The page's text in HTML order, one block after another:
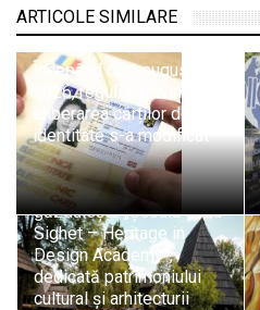
ARTICOLE SIMILARE
Începând cu 1 august
2026, regulile privind
eliberarea cărților de
identitate s-a modificat
Sighetu Marmației
găzduiește „Școala de la
Sighet – Heritage in
Design Academy”,
dedicată patrimoniului
cultural și arhitecturii